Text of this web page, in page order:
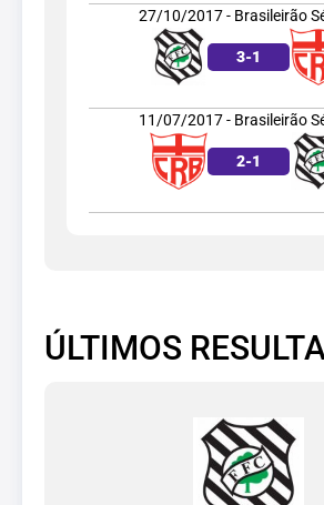
27/10/2017 - Brasileirão
3-1
11/07/2017 - Brasileirão
2-1
ÚLTIMOS